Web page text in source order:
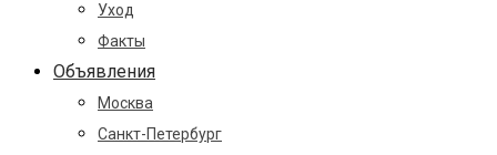
Уход
Факты
Объявления
Москва
Санкт-Петербург